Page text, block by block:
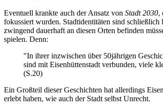
Eventuell krankte auch der Ansatz von Stadt 2030,
fokussiert wurden. Stadtidentitäten sind
zwingend dauerhaft an diesen Orten befinden
spielen. Denn:
"In ihrer inzwischen über 50jährigen
sind mit Eisenhüttenstadt verbunden, viele
(S.20)
Ein Großteil dieser Geschichten hat allerdings
erlebt haben, wie auch der Stadt selbst Unrecht.